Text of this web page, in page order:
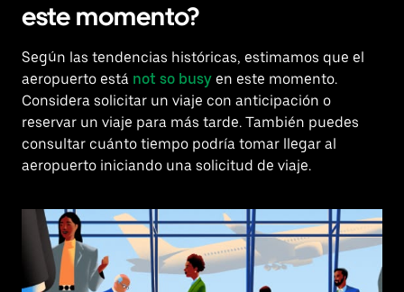
este momento?
Según las tendencias históricas, estimamos que el
aeropuerto está not so busy en este momento.
Considera solicitar un viaje con anticipación o
reservar un viaje para más tarde. También puedes
consultar cuánto tiempo podría tomar llegar al
aeropuerto iniciando una solicitud de viaje.